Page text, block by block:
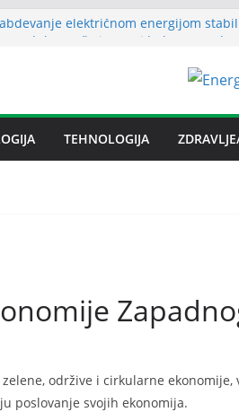
električnom energijom
Željezare Zenica: moguće
okončan spor RiTE Ugljevik i
u VašingtonuTEHNOLOGIJA
održive i cirkularne ekonomije,
poslovanje svojih ekonomija.